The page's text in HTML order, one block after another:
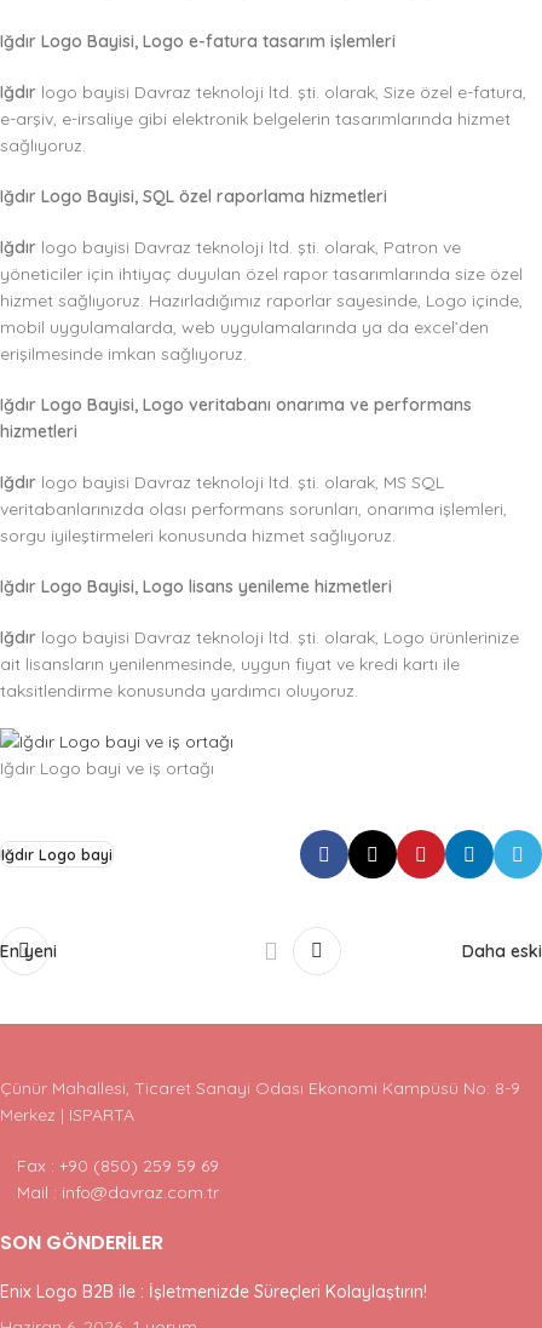
Iğdır Logo Bayisi, Logo e-fatura tasarım işlemleri
Iğdır logo bayisi Davraz teknoloji ltd. şti. olarak, Size özel e-fatura,
e-arşiv, e-irsaliye gibi elektronik belgelerin tasarımlarında hizmet
sağlıyoruz.
Iğdır Logo Bayisi, SQL özel raporlama hizmetleri
Iğdır logo bayisi Davraz teknoloji ltd. şti. olarak, Patron ve
yöneticiler için ihtiyaç duyulan özel rapor tasarımlarında size özel
hizmet sağlıyoruz. Hazırladığımız raporlar sayesinde, Logo içinde,
mobil uygulamalarda, web uygulamalarında ya da excel’den
erişilmesinde imkan sağlıyoruz.
Iğdır Logo Bayisi, Logo veritabanı onarıma ve performans
hizmetleri
Iğdır logo bayisi Davraz teknoloji ltd. şti. olarak, MS SQL
veritabanlarınızda olası performans sorunları, onarıma işlemleri,
sorgu iyileştirmeleri konusunda hizmet sağlıyoruz.
Iğdır Logo Bayisi, Logo lisans yenileme hizmetleri
Iğdır logo bayisi Davraz teknoloji ltd. şti. olarak, Logo ürünlerinize
ait lisansların yenilenmesinde, uygun fiyat ve kredi kartı ile
taksitlendirme konusunda yardımcı oluyoruz.
Iğdır Logo bayi ve iş ortağı
Iğdır Logo bayi
En yeni Daha eski
Çünür Mahallesi, Ticaret Sanayi Odası Ekonomi Kampüsü No: 8-9
Merkez | ISPARTA
Fax : +90 (850) 259 59 69
Mail : info@davraz.com.tr
SON GÖNDERILER
Enix Logo B2B ile : İşletmenizde Süreçleri Kolaylaştırın!